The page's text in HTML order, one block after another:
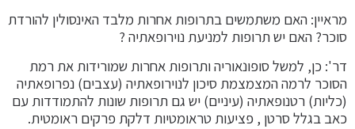
מראיין: האם משתמשים בתרופות אחרות מלבד האינסולין להורדת
סוכר? האם יש תרופות למניעת נוירופאתיה ?
דר': כן, למשל סופונאוריה ותרופות אחרות שמורידות את רמת
הסוכר לרמה המצמצמת סיכון לנוירופאתיה (עצבים) נפרופאתיה
(כליות) רטנופאתיה (עיניים) יש גם תרופות שונות להתמודדות עם
כאב בגלל סרטן , פציעות טראומטיות דלקת פרקים ראומטית.